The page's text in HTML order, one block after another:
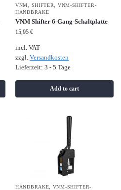
VNM SHIFTER
VNM-SHIFTER-
HANDBRAKE
VNM Shifter 6-Gang-Schaltplatte
15,95 €
incl. VAT
zzgl. Versandkosten
Lieferzeit: 3 - 5 Tage
Add to cart
HANDBRAKE
VNM-SHIFTER-